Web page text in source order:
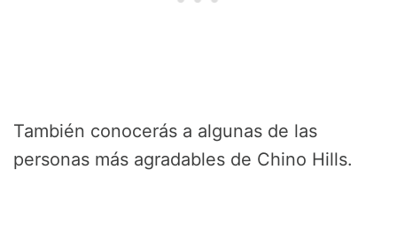
También conocerás a algunas de las
personas más agradables de Chino Hills.